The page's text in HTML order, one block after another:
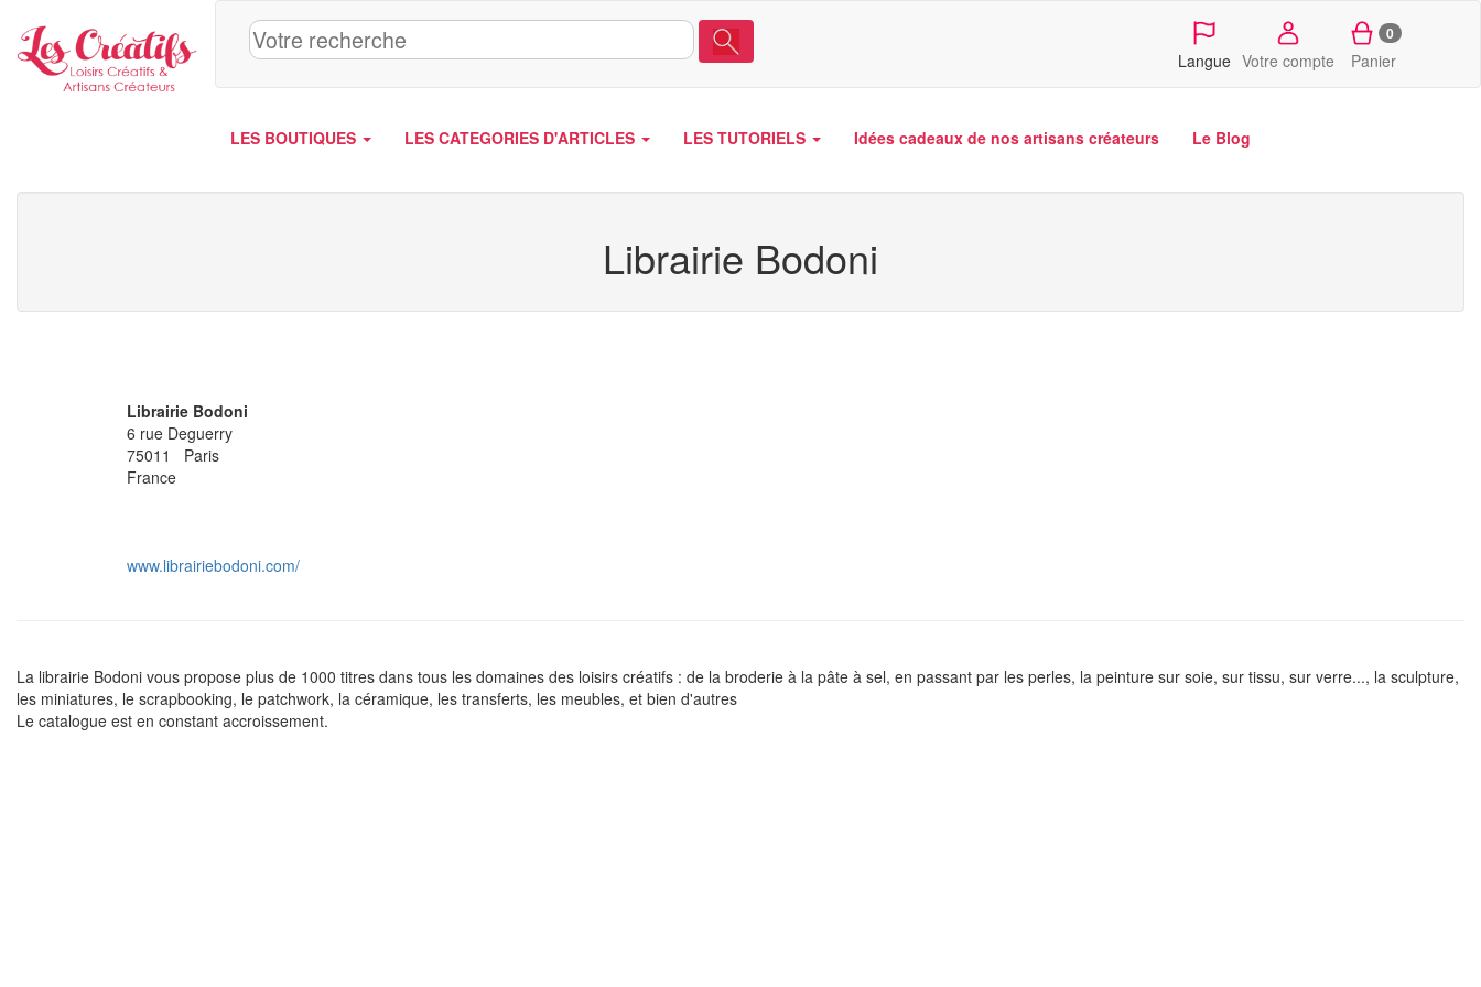
Langue Votre compte
0
Panier
LES BOUTIQUES LES CATEGORIES D'ARTICLES LES TUTORIELS Idées cadeaux de nos artisans créateurs Le Blog
Librairie Bodoni
Librairie Bodoni
6 rue Deguerry
75011 Paris
France
www.librairiebodoni.com/
La librairie Bodoni vous propose plus de 1000 titres dans tous les domaines des loisirs créatifs : de la broderie à la pâte à sel, en passant par les perles, la peinture sur soie, sur tissu, sur verre..., la sculpture,
les miniatures, le scrapbooking, le patchwork, la céramique, les transferts, les meubles, et bien d'autres
Le catalogue est en constant accroissement.